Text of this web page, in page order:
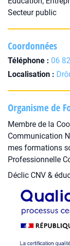
Secteur public
Coordonnées
Téléphone : 06
Localisation :
Organisme de
Membre de la
Communication
mes formations
Professionnelle
Déclic CNV &